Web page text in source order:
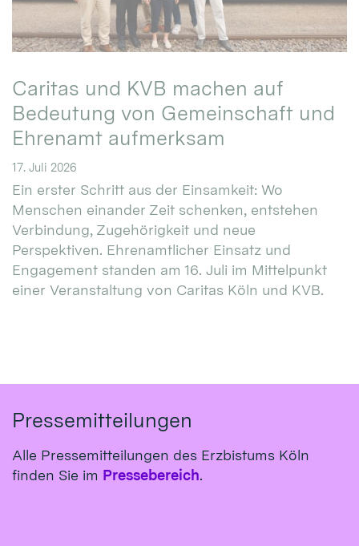
Caritas und KVB machen auf
Bedeutung von Gemeinschaft und
Ehrenamt aufmerksam
17. Juli 2026
Ein erster Schritt aus der Einsamkeit: Wo
Menschen einander Zeit schenken, entstehen
Verbindung, Zugehörigkeit und neue
Perspektiven. Ehrenamtlicher Einsatz und
Engagement standen am 16. Juli im Mittelpunkt
einer Veranstaltung von Caritas Köln und KVB.
Pressemitteilungen
Alle Pressemitteilungen des Erzbistums Köln
finden Sie im Pressebereich.